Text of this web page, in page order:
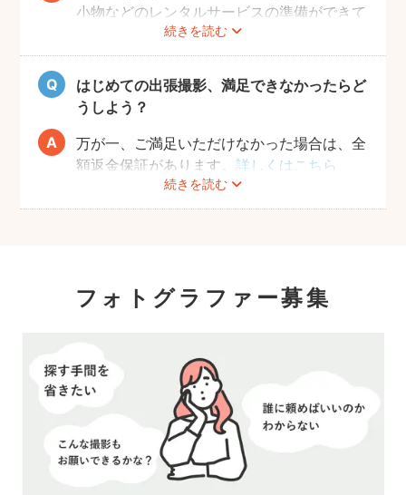
続きを読む
小物などのレンタルサービスの準備ができて
おりませんので、お客様ご自身にご用意をお
願いしております。
はじめての出張撮影、満足できなかったらど
うしよう？
続きを読む
万が一、ご満足いただけなかった場合は、全
額返金保証があります。詳しくはこちら
フォトグラファー募集